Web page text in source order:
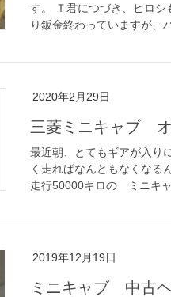
す。 Ｔ君につづき、ヒロ
り鈑金終わっていますが
2020年2月29日
三菱ミニキャブ
最近朝、とてもギアが入り
く走ればなんともなくなる
走行50000キロの ミニキ
2019年12月19日
ミニキャブ 中古